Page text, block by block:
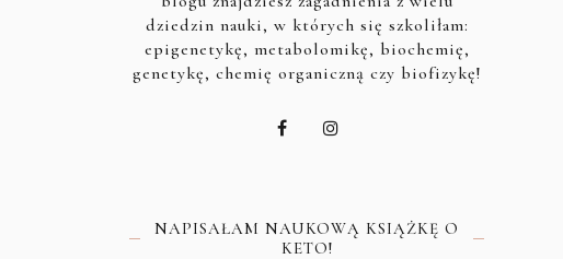
dziedzin nauki, w których się szkoliłam:
epigenetykę, metabolomikę, biochemię,
genetykę, chemię organiczną czy biofizykę!
NAPISAŁAM NAUKOWĄ KSIĄŻKĘ O
KETO!